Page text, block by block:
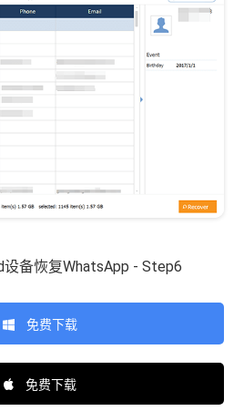
设备恢复WhatsApp - Step6
免费下载
免费下载